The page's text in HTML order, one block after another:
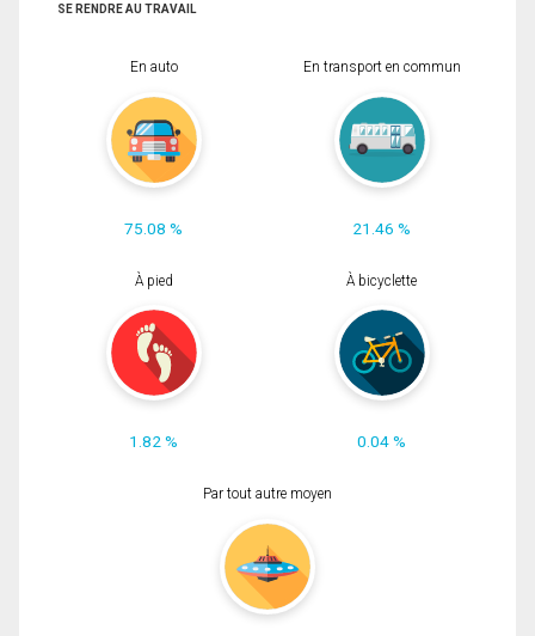
SE RENDRE AU TRAVAIL
En auto
75.08 %
En transport en commun
21.46 %
À pied
1.82 %
À bicyclette
0.04 %
Par tout autre moyen